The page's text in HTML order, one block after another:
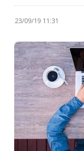
23/09/19 11:31